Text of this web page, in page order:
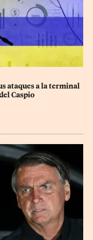
ataques a la terminal
Caspio